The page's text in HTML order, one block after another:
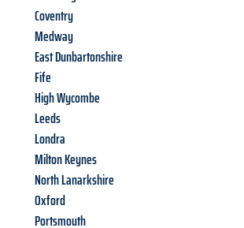
Coventry
Medway
East Dunbartonshire
Fife
High Wycombe
Leeds
Londra
Milton Keynes
North Lanarkshire
Oxford
Portsmouth